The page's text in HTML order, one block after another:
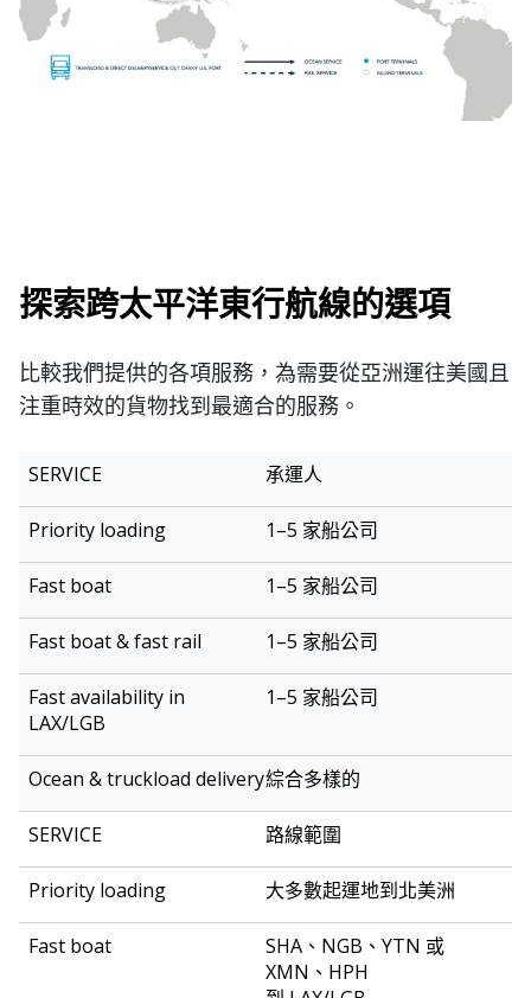
探索跨太平洋東行航線的選項
比較我們提供的各項服務，為需要從亞洲運往美國且
注重時效的貨物找到最適合的服務。
服
務
優
先
上
貨
快
艇
艇
路
海
與
車
輸
服
務
承運人
1–5 家船公司
1–5 家船公司
1–5 家船公司
1–5 家船公司
綜合多樣的
路線範圍
大多數起運地到北美洲
SHA、NGB、YTN 或
XMN、HPH